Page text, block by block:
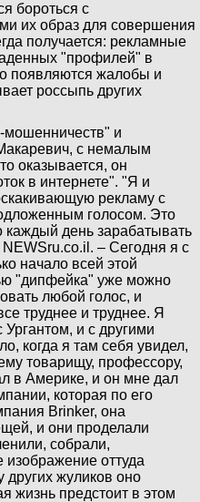
бороться с
их образ для совершения
получается: рекламные
"профилей" в
появляются жалобы и
россыпь других
мошенничеств" и
с немалым
оказывается, он
в интернете". "Я и
рекламу с
голосом. Это
каждый день зарабатывать
– Сегодня я с
начало всей этой
"дипфейка" уже можно
любой голос, и
труднее и труднее. Я
Ургантом, и с другими
когда я там себя увидел,
товарищу, профессору,
в Америке, и он мне дал
которая по его
Brinker, она
и они проделали
собрали,
оттуда
других жуликов оно
жизнь предстоит в этом